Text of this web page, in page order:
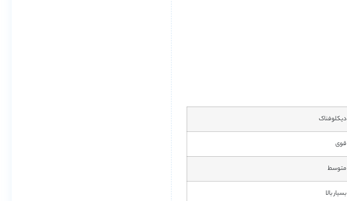
دیکلوفناک
قوی
متوسط
بسیار بالا